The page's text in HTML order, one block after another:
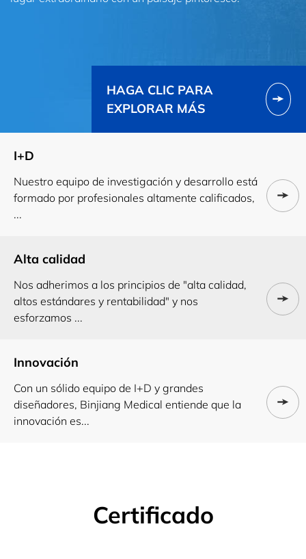
HAGA CLIC PARA
EXPLORAR MÁS
I+D
Nuestro equipo de investigación y desarrollo está
formado por profesionales altamente calificados,
...
Alta calidad
Nos adherimos a los principios de "alta calidad,
altos estándares y rentabilidad" y nos
esforzamos ...
Innovación
Con un sólido equipo de I+D y grandes
diseñadores, Binjiang Medical entiende que la
innovación es...
Certificado